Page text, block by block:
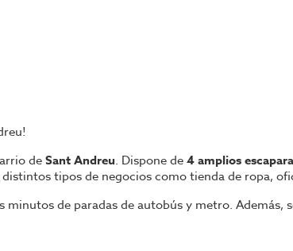
deSant Andreu. Dispone de4 amplios
distintos tipos de negocios como tienda de ropa,
de paradas de autobús y metro. Además,